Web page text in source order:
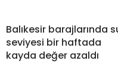
Balıkesir barajlarında
seviyesi bir haftada
kayda değer azaldı